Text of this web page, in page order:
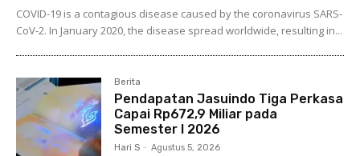
COVID-19 is a contagious disease caused by the coronavirus SARS-
CoV-2. In January 2020, the disease spread worldwide, resulting in...
Berita
Pendapatan Jasuindo Tiga Perkasa
Capai Rp672,9 Miliar pada
Semester I 2026
Hari S - Agustus 5, 2026